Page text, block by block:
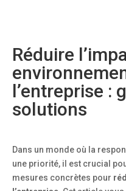
Réduire
l’entreprise :
solutions
Dans un monde où la
une priorité, il est crucial
mesures concrètes pour